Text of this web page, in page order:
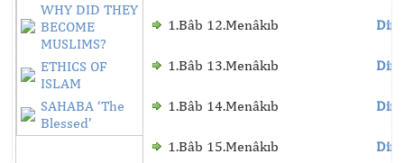
WHY DID THEY
BECOME
MUSLIMS?
ETHICS OF
ISLAM
SAHABA ‘The
Blessed’
1.Bâb 12.Menâkıb
1.Bâb 13.Menâkıb
1.Bâb 14.Menâkıb
1.Bâb 15.Menâkıb